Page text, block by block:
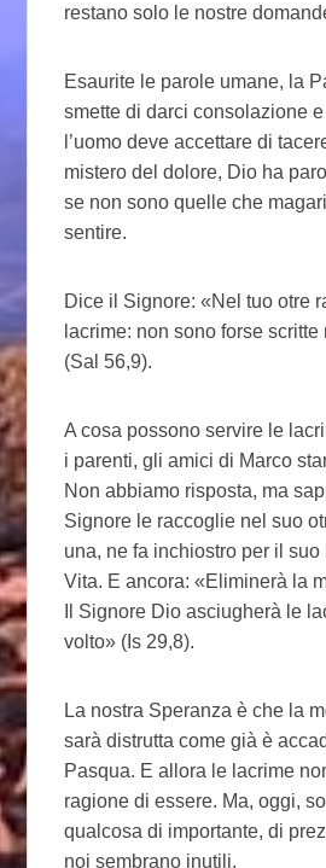
restano solo le nostre
Esaurite le parole umane, la
smette di darci consolazione
l’uomo deve accettare di
mistero del dolore, Dio ha
se non sono quelle che
sentire.
Dice il Signore: «Nel tuo otre
lacrime: non sono forse
(Sal 56,9).
A cosa possono servire le
i parenti, gli amici di Marco
Non abbiamo risposta, ma
Signore le raccoglie nel suo
una, ne fa inchiostro per il
Vita. E ancora: «Eliminerà la
Il Signore Dio asciugherà le
volto» (Is 29,8).
La nostra Speranza è che la
sarà distrutta come già è
Pasqua. E allora le lacrime
ragione di essere. Ma, oggi,
qualcosa di importante, di
noi sembrano inutili.